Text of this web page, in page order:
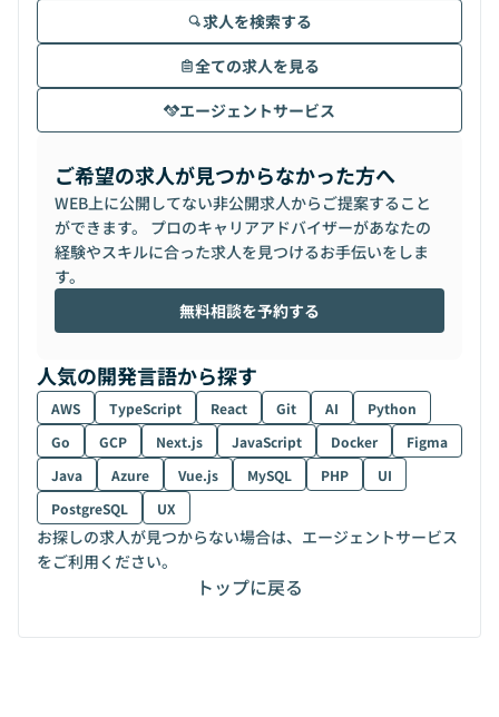
求人を検索する
全ての求人を見る
エージェントサービス
ご希望の求人が見つからなかった方へ
WEB上に公開してない非公開求人からご提案すること
ができます。 プロのキャリアアドバイザーがあなたの
経験やスキルに合った求人を見つけるお手伝いをしま
す。
無料相談を予約する
人気の開発言語から探す
AWS TypeScript React Git AI
Python
Go
GCP Next.js JavaScript Docker
Figma
Java
Azure Vue.js MySQL PHP
UI
PostgreSQL
UX
お探しの求人が見つからない場合は、エージェントサービス
をご利用ください。
トップに戻る